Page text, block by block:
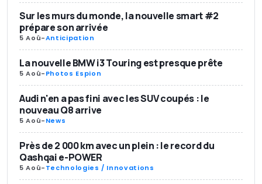
Sur les murs du monde, la nouvelle smart #2
prépare son arrivée
5 Aoû-Anticipation
La nouvelle BMW i3 Touring est presque prête
5 Aoû-Photos Espion
Audi n'en a pas fini avec les SUV coupés : le
nouveau Q8 arrive
5 Aoû-News
Près de 2 000 km avec un plein : le record du
Qashqai e-POWER
5 Aoû-Technologies / Innovations